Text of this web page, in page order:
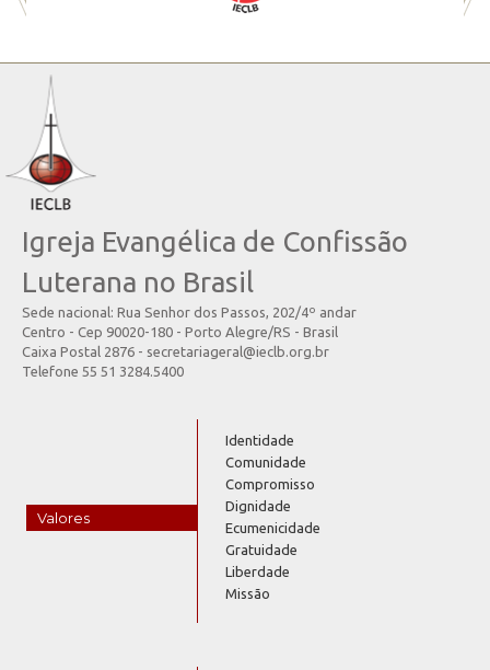
Igreja Evangélica de Confissão
Luterana no Brasil
Sede nacional: Rua Senhor dos Passos, 202/4º andar
Centro - Cep 90020-180 - Porto Alegre/RS - Brasil
Caixa Postal 2876 - secretariageral@ieclb.org.br
Telefone 55 51 3284.5400
Valores
Identidade
Comunidade
Compromisso
Dignidade
Ecumenicidade
Gratuidade
Liberdade
Missão